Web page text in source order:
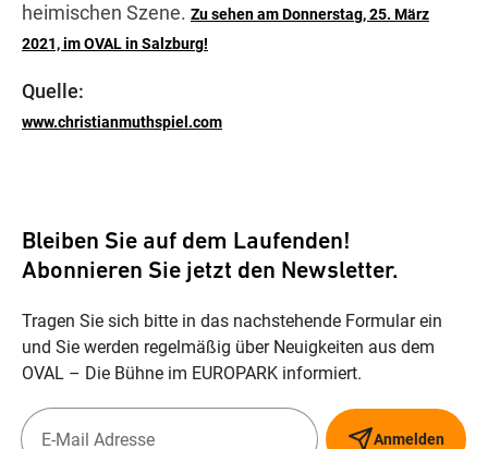
heimischen Szene. Zu sehen am Donnerstag, 25. März
2021, im OVAL in Salzburg!
Quelle:
www.christianmuthspiel.com
Bleiben Sie auf dem Laufenden!
Abonnieren Sie jetzt den Newsletter.
Tragen Sie sich bitte in das nachstehende Formular ein
und Sie werden regelmäßig über Neuigkeiten aus dem
OVAL – Die Bühne im EUROPARK informiert.
Anmelden